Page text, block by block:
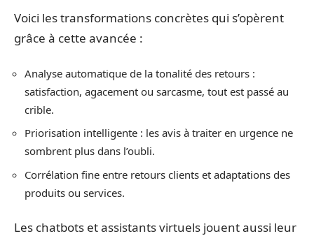
Voici les transformations concrètes qui s’opèrent
grâce à cette avancée :
Analyse automatique de la tonalité des retours :
satisfaction, agacement ou sarcasme, tout est passé au
crible.
Priorisation intelligente : les avis à traiter en urgence ne
sombrent plus dans l’oubli.
Corrélation fine entre retours clients et adaptations des
produits ou services.
Les chatbots et assistants virtuels jouent aussi leur